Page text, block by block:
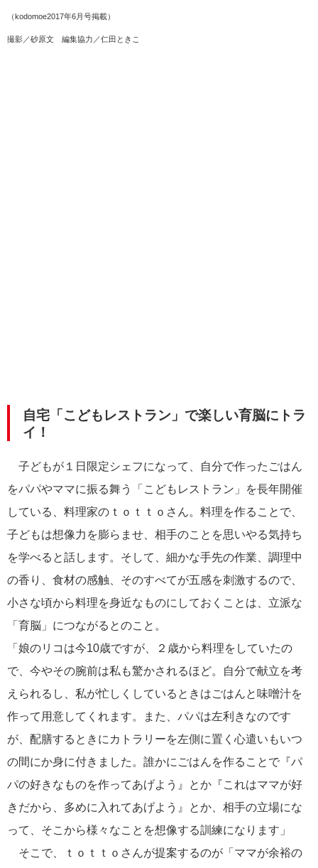
（kodomoe2017年6月号掲載）
撮影／砂原文 編集協力／仁田ときこ
自宅「こどもレストラン」で楽しい育脳にトラ
イ！
子どもが１日限定シェフになって、自分で作ったごはん
をパパやママに振る舞う「こどもレストラン」を長年開催
している、料理家のｔｏｔｔｏさん。料理を作ることで、
子どもは想像力を膨らませ、相手のことを思いやる気持ち
を学べると話します。そして、細かな手先の作業、調理中
の香り、食材の感触、そのすべてが五感を刺激するので、
小さな頃から料理を身近なものにしておくことは、立派な
「育脳」につながるとのこと。
「娘のリコは今10歳ですが、２歳から料理をしていたの
で、今やその腕前は私も驚かされるほど。自分で献立を考
えられるし、私が忙しくしているときはごはんと味噌汁を
作って用意してくれます。また、パパは左利きなのです
が、配膳するときにカトラリーを左側に置く心遣いもいつ
の間にか身に付きました。誰かにごはんを作ることで『パ
パの好きなものを作ってあげよう』とか『これはママが好
きだから、多めに入れてあげよう』とか、相手の立場にな
って、そこから様々なことを想像する訓練になります」
そこで、ｔｏｔｔｏさんが提案するのが「ママが余裕の